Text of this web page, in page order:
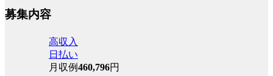
募集内容
高収入
日払い
月収例460,796円